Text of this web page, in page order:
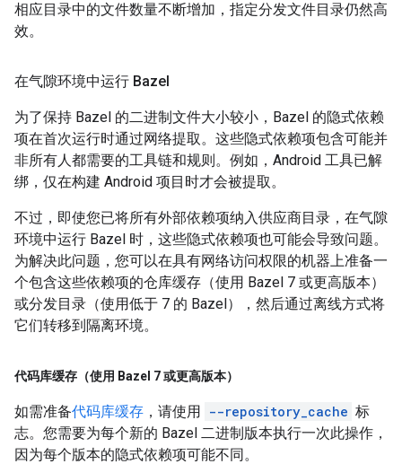
相应目录中的文件数量不断增加，指定分发文件目录仍然高
效。
在气隙环境中运行 Bazel
为了保持 Bazel 的二进制文件大小较小，Bazel 的隐式依赖
项在首次运行时通过网络提取。这些隐式依赖项包含可能并
非所有人都需要的工具链和规则。例如，Android 工具已解
绑，仅在构建 Android 项目时才会被提取。
不过，即使您已将所有外部依赖项纳入供应商目录，在气隙
环境中运行 Bazel 时，这些隐式依赖项也可能会导致问题。
为解决此问题，您可以在具有网络访问权限的机器上准备一
个包含这些依赖项的仓库缓存（使用 Bazel 7 或更高版本）
或分发目录（使用低于 7 的 Bazel），然后通过离线方式将
它们转移到隔离环境。
代码库缓存（使用 Bazel 7 或更高版本）
如需准备代码库缓存 ，请使用 --repository_cache 标
志。您需要为每个新的 Bazel 二进制版本执行一次此操作，
因为每个版本的隐式依赖项可能不同。